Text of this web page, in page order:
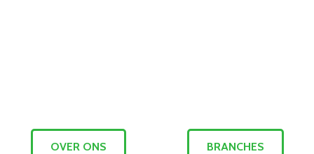
OVER ONS BRANCHES